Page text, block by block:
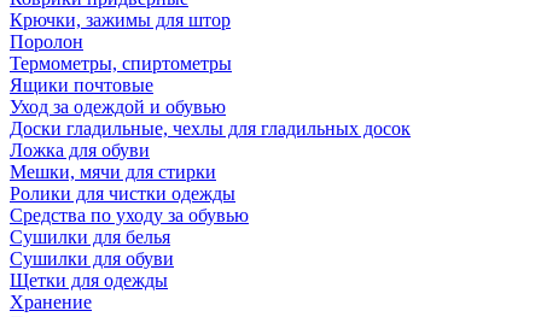
Крючки, зажимы для штор
Поролон
Термометры, спиртометры
Ящики почтовые
Уход за одеждой и обувью
Доски гладильные, чехлы для гладильных досок
Ложка для обуви
Мешки, мячи для стирки
Ролики для чистки одежды
Средства по уходу за обувью
Сушилки для белья
Сушилки для обуви
Щетки для одежды
Хранение